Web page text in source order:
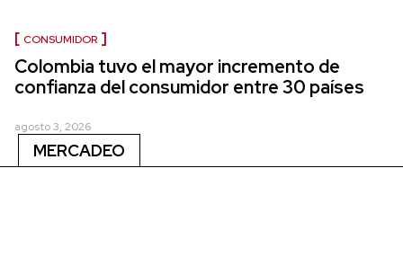
CONSUMIDOR
Colombia tuvo el mayor incremento de
confianza del consumidor entre 30 países
agosto 3, 2026
MERCADEO